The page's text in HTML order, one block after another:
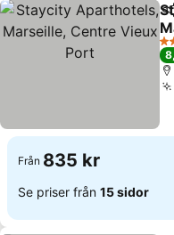
3
Från 835 kr
Se priser från 15 sidor